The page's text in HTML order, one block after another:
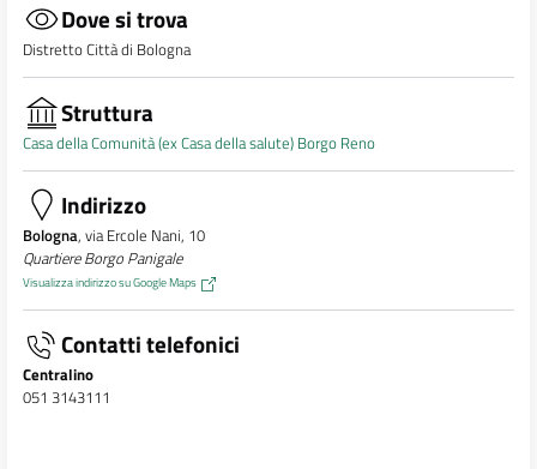
Dove si trova
Distretto Città di Bologna
Struttura
Casa della Comunità (ex Casa della salute) Borgo Reno
Indirizzo
Bologna, via Ercole Nani, 10
Quartiere Borgo Panigale
Visualizza indirizzo su Google Maps
Contatti telefonici
Centralino
051 3143111